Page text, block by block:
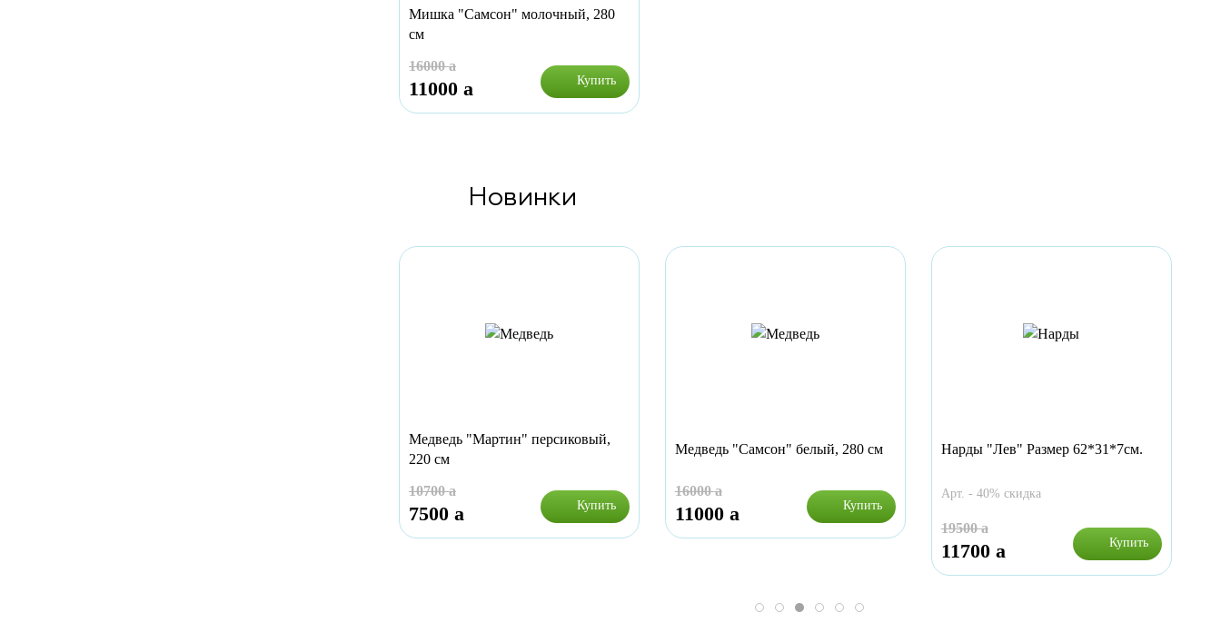
Мишка "Самсон" молочный, 280
см
16000a
11000 a Купить
Новинки
Медведь "Мартин" персиковый,
220 см
10700a
7500 a Купить
Медведь "Самсон" белый, 280 см
16000a
11000 a Купить
Нарды "Лев" Размер 62*31*7см.
Арт. - 40% скидка
19500a
11700 a Купить